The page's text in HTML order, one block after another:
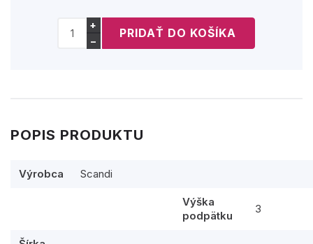
+
−
POPIS PRODUKTU
Výrobca Scandi
Výška
podpätku
3